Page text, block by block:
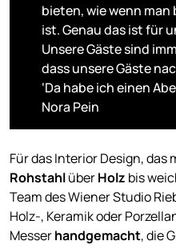
bieten, wie wenn
ist. Genau das ist für
Unsere Gäste sind
dass unsere Gäste
‘Da habe ich einen
Nora Pein
Für das Interior Design,
RohstahlüberHolz bis
Team des Wiener Studio
Holz-, Keramik oder
Messerhandgemacht, die